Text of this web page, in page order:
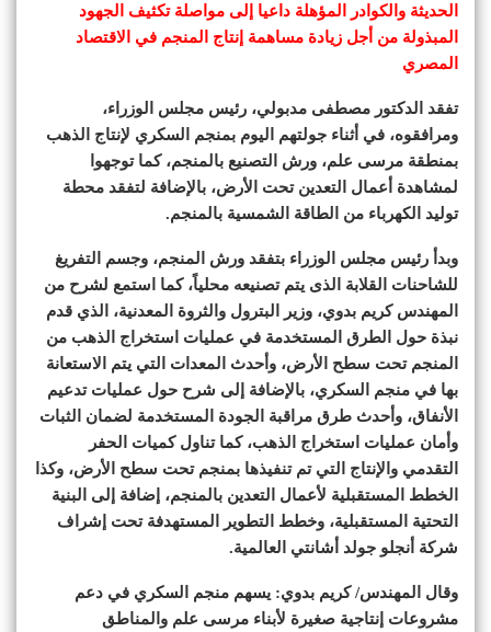
الحديثة والكوادر المؤهلة داعيا إلى مواصلة تكثيف الجهود
المبذولة من أجل زيادة مساهمة إنتاج المنجم في الاقتصاد
المصري
تفقد الدكتور مصطفى مدبولي، رئيس مجلس الوزراء،
ومرافقوه، في أثناء جولتهم اليوم بمنجم السكري لإنتاج الذهب
بمنطقة مرسى علم، ورش التصنيع بالمنجم، كما توجهوا
لمشاهدة أعمال التعدين تحت الأرض، بالإضافة لتفقد محطة
توليد الكهرباء من الطاقة الشمسية بالمنجم.
وبدأ رئيس مجلس الوزراء بتفقد ورش المنجم، وجسم التفريغ
للشاحنات القلابة الذى يتم تصنيعه محلياً، كما استمع لشرح من
المهندس كريم بدوي، وزير البترول والثروة المعدنية، الذي قدم
نبذة حول الطرق المستخدمة في عمليات استخراج الذهب من
المنجم تحت سطح الأرض، وأحدث المعدات التي يتم الاستعانة
بها في منجم السكري، بالإضافة إلى شرح حول عمليات تدعيم
الأنفاق، وأحدث طرق مراقبة الجودة المستخدمة لضمان الثبات
وأمان عمليات استخراج الذهب، كما تناول كميات الحفر
التقدمي والإنتاج التي تم تنفيذها بمنجم تحت سطح الأرض، وكذا
الخطط المستقبلية لأعمال التعدين بالمنجم، إضافة إلى البنية
التحتية المستقبلية، وخطط التطوير المستهدفة تحت إشراف
شركة أنجلو جولد أشانتي العالمية.
وقال المهندس/ كريم بدوي: يسهم منجم السكري في دعم
مشروعات إنتاجية صغيرة لأبناء مرسى علم والمناطق